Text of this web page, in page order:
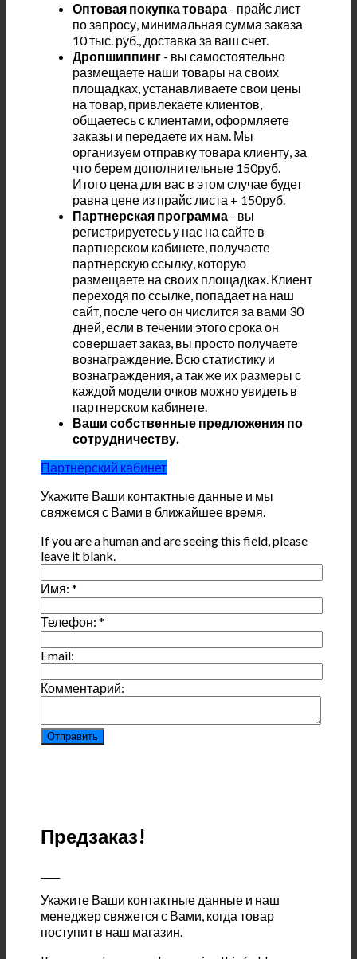
Оптовая покупка товара - прайс лист
по запросу, минимальная сумма заказа
10 тыс. руб., доставка за ваш счет.
Дропшиппинг - вы самостоятельно
размещаете наши товары на своих
площадках, устанавливаете свои цены
на товар, привлекаете клиентов,
общаетесь с клиентами, оформляете
заказы и передаете их нам. Мы
организуем отправку товара клиенту, за
что берем дополнительные 150руб.
Итого цена для вас в этом случае будет
равна цене из прайс листа + 150руб.
Партнерская программа - вы
регистрируетесь у нас на сайте в
партнерском кабинете, получаете
партнерскую ссылку, которую
размещаете на своих площадках. Клиент
переходя по ссылке, попадает на наш
сайт, после чего он числится за вами 30
дней, если в течении этого срока он
совершает заказ, вы просто получаете
вознаграждение. Всю статистику и
вознаграждения, а так же их размеры с
каждой модели очков можно увидеть в
партнерском кабинете.
Ваши собственные предложения по
сотрудничеству.
Партнёрский кабинет
Укажите Ваши контактные данные и мы
свяжемся с Вами в ближайшее время.
If you are a human and are seeing this field, please
leave it blank.
Имя:*
Телефон:*
Email:
Комментарий:
Предзаказ!
Укажите Ваши контактные данные и наш
менеджер свяжется с Вами, когда товар
поступит в наш магазин.